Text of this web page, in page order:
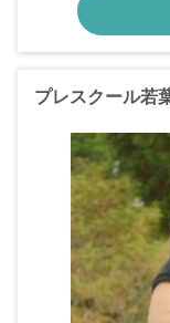
プレスクール若